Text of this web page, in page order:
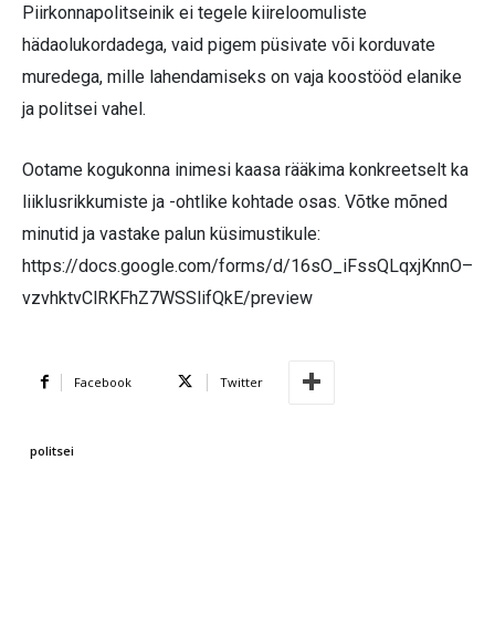
Piirkonnapolitseinik ei tegele kiireloomuliste
hädaolukordadega, vaid pigem püsivate või korduvate
muredega, mille lahendamiseks on vaja koostööd elanike
ja politsei vahel.
Ootame kogukonna inimesi kaasa rääkima konkreetselt ka
liiklusrikkumiste ja -ohtlike kohtade osas. Võtke mõned
minutid ja vastake palun küsimustikule:
https://docs.google.com/forms/d/16sO_iFssQLqxjKnnO–
vzvhktvClRKFhZ7WSSlifQkE/preview
Facebook Twitter
politsei